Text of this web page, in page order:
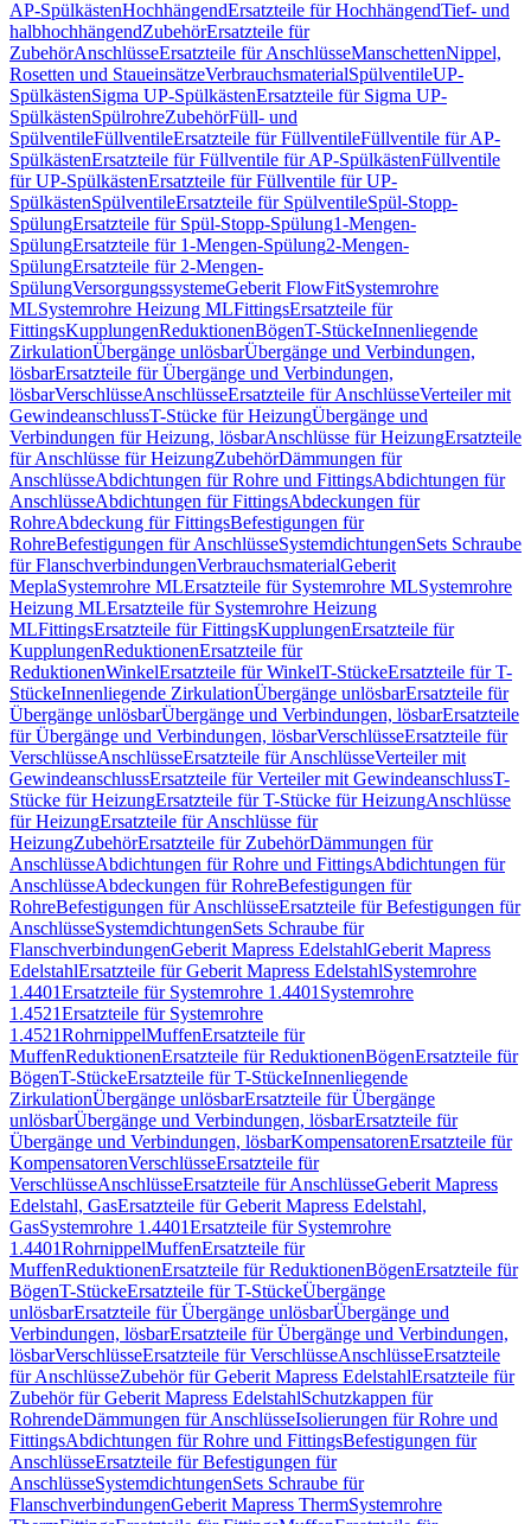
AP-SpülkästenHochhängendErsatzteile für HochhängendTief- und
halbhochhängendZubehörErsatzteile für
ZubehörAnschlüsseErsatzteile für AnschlüsseManschettenNippel,
Rosetten und StaueinsätzeVerbrauchsmaterialSpülventileUP-
SpülkästenSigma UP-SpülkästenErsatzteile für Sigma UP-
SpülkästenSpülrohreZubehörFüll- und
SpülventileFüllventileErsatzteile für FüllventileFüllventile für AP-
SpülkästenErsatzteile für Füllventile für AP-SpülkästenFüllventile
für UP-SpülkästenErsatzteile für Füllventile für UP-
SpülkästenSpülventileErsatzteile für SpülventileSpül-Stopp-
SpülungErsatzteile für Spül-Stopp-Spülung1-Mengen-
SpülungErsatzteile für 1-Mengen-Spülung2-Mengen-
SpülungErsatzteile für 2-Mengen-
SpülungVersorgungssystemeGeberit FlowFitSystemrohre
MLSystemrohre Heizung MLFittingsErsatzteile für
FittingsKupplungenReduktionenBögenT-StückeInnenliegende
ZirkulationÜbergänge unlösbarÜbergänge und Verbindungen,
lösbarErsatzteile für Übergänge und Verbindungen,
lösbarVerschlüsseAnschlüsseErsatzteile für AnschlüsseVerteiler mit
GewindeanschlussT-Stücke für HeizungÜbergänge und
Verbindungen für Heizung, lösbarAnschlüsse für HeizungErsatzteile
für Anschlüsse für HeizungZubehörDämmungen für
AnschlüsseAbdichtungen für Rohre und FittingsAbdichtungen für
AnschlüsseAbdichtungen für FittingsAbdeckungen für
RohreAbdeckung für FittingsBefestigungen für
RohreBefestigungen für AnschlüsseSystemdichtungenSets Schraube
für FlanschverbindungenVerbrauchsmaterialGeberit
MeplaSystemrohre MLErsatzteile für Systemrohre MLSystemrohre
Heizung MLErsatzteile für Systemrohre Heizung
MLFittingsErsatzteile für FittingsKupplungenErsatzteile für
KupplungenReduktionenErsatzteile für
ReduktionenWinkelErsatzteile für WinkelT-StückeErsatzteile für T-
StückeInnenliegende ZirkulationÜbergänge unlösbarErsatzteile für
Übergänge unlösbarÜbergänge und Verbindungen, lösbarErsatzteile
für Übergänge und Verbindungen, lösbarVerschlüsseErsatzteile für
VerschlüsseAnschlüsseErsatzteile für AnschlüsseVerteiler mit
GewindeanschlussErsatzteile für Verteiler mit GewindeanschlussT-
Stücke für HeizungErsatzteile für T-Stücke für HeizungAnschlüsse
für HeizungErsatzteile für Anschlüsse für
HeizungZubehörErsatzteile für ZubehörDämmungen für
AnschlüsseAbdichtungen für Rohre und FittingsAbdichtungen für
AnschlüsseAbdeckungen für RohreBefestigungen für
RohreBefestigungen für AnschlüsseErsatzteile für Befestigungen für
AnschlüsseSystemdichtungenSets Schraube für
FlanschverbindungenGeberit Mapress EdelstahlGeberit Mapress
EdelstahlErsatzteile für Geberit Mapress EdelstahlSystemrohre
1.4401Ersatzteile für Systemrohre 1.4401 Systemrohre
1.4521Ersatzteile für Systemrohre
1.4521RohrnippelMuffenErsatzteile für
MuffenReduktionenErsatzteile für ReduktionenBögenErsatzteile für
BögenT-StückeErsatzteile für T-StückeInnenliegende
ZirkulationÜbergänge unlösbarErsatzteile für Übergänge
unlösbarÜbergänge und Verbindungen, lösbarErsatzteile für
Übergänge und Verbindungen, lösbarKompensatorenErsatzteile für
KompensatorenVerschlüsseErsatzteile für
VerschlüsseAnschlüsseErsatzteile für AnschlüsseGeberit Mapress
Edelstahl, GasErsatzteile für Geberit Mapress Edelstahl,
GasSystemrohre 1.4401Ersatzteile für Systemrohre
1.4401RohrnippelMuffenErsatzteile für
MuffenReduktionenErsatzteile für ReduktionenBögenErsatzteile für
BögenT-StückeErsatzteile für T-StückeÜbergänge
unlösbarErsatzteile für Übergänge unlösbarÜbergänge und
Verbindungen, lösbarErsatzteile für Übergänge und Verbindungen,
lösbarVerschlüsseErsatzteile für VerschlüsseAnschlüsseErsatzteile
für AnschlüsseZubehör für Geberit Mapress EdelstahlErsatzteile für
Zubehör für Geberit Mapress EdelstahlSchutzkappen für
RohrendeDämmungen für AnschlüsseIsolierungen für Rohre und
FittingsAbdichtungen für Rohre und FittingsBefestigungen für
AnschlüsseErsatzteile für Befestigungen für
AnschlüsseSystemdichtungenSets Schraube für
FlanschverbindungenGeberit Mapress ThermSystemrohre